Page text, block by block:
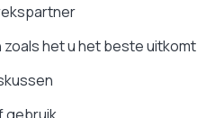
zoals het u het beste uitkomt